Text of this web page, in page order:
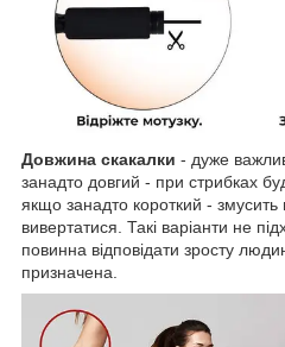
Довжина скакалки - дуже
занадто довгий - при стрибках
якщо занадто короткий - змусить
вивертатися. Такі варіанти не
повинна відповідати зросту
призначена.